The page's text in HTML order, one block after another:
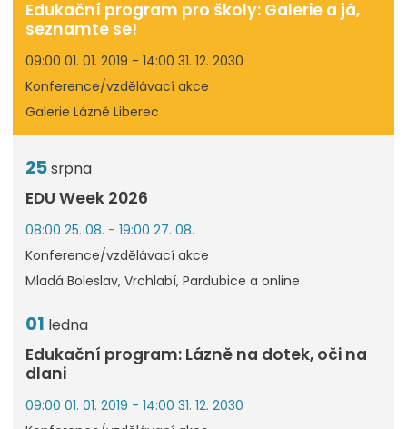
Edukační program pro školy: Galerie a já,
seznamte se!
09:00 01. 01. 2019 - 14:00 31. 12. 2030
Konference/vzdělávací akce
Galerie Lázně Liberec
25srpna
EDU Week 2026
08:00 25. 08. - 19:00 27. 08.
Konference/vzdělávací akce
Mladá Boleslav, Vrchlabí, Pardubice a online
01 ledna
Edukační program: Lázně na dotek, oči na
dlani
09:00 01. 01. 2019 - 14:00 31. 12. 2030